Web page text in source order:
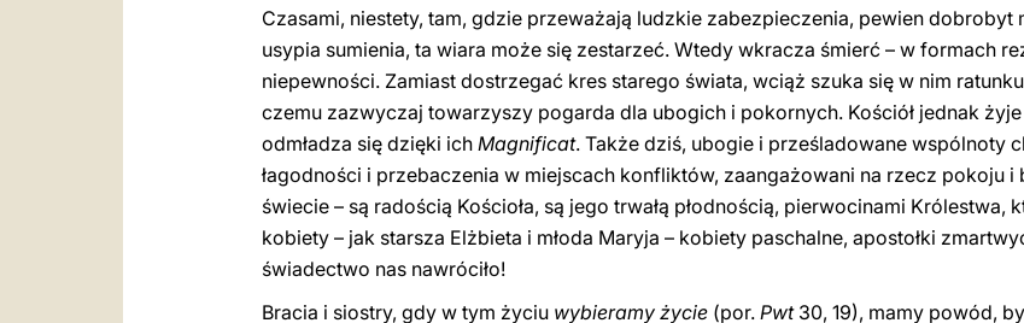
Czasami, niestety, tam, gdzie przeważają ludzkie zabezpieczenia, pewien
usypia sumienia, ta wiara może się zestarzeć. Wtedy wkracza śmierć – w formach
niepewności. Zamiast dostrzegać kres starego świata, wciąż szuka się w nim
czemu zazwyczaj towarzyszy pogarda dla ubogich i pokornych. Kościół jednak żyje
odmładza się dzięki ich Magnificat. Także dziś, ubogie i prześladowane wspólnoty
łagodności i przebaczenia w miejscach konfliktów, zaangażowani na rzecz pokoju
świecie – są radością Kościoła, są jego trwałą płodnością, pierwocinami Królestwa,
kobiety – jak starsza Elżbieta i młoda Maryja – kobiety paschalne, apostołki
świadectwo nas nawróciło!
Bracia i siostry, gdy w tym życiu wybieramy życie (por. Pwt30, 19), mamy powód,